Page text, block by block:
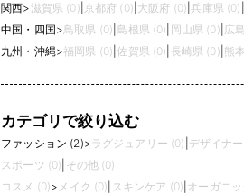
関西>滋賀県 (0) 京都府 (0) 大阪府 (0) |兵庫県 (0)
中国・四国>鳥取県 (0) |島根県 (0) 岡山県 (0) 広
九州・沖縄>福岡県 (0) |佐賀県 (0) 長崎県 (0) 熊
カテゴリで絞り込む
ファッション (2)> ラグジュアリー (0) デザイナ
スポーツ (0) その他 (0)
コスメ (0)> メイク (0) スキンケア (0) オーガニ